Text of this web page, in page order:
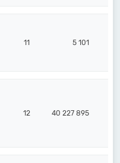
11 5 101
12 40 227 895